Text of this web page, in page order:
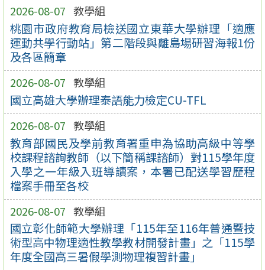
2026-08-07 教學組
桃園市政府教育局檢送國立東華大學辦理「適應
運動共學行動站」第二階段與離島場研習海報1份
及各區簡章
2026-08-07 教學組
國立高雄大學辦理泰語能力檢定CU-TFL
2026-08-07 教學組
教育部國民及學前教育署重申為協助高級中等學
校課程諮詢教師（以下簡稱課諮師）對115學年度
入學之一年級入班導讀案，本署已配送學習歷程
檔案手冊至各校
2026-08-07 教學組
國立彰化師範大學辦理「115年至116年普通暨技
術型高中物理適性教學教材開發計畫」之「115學
年度全國高三暑假學測物理複習計畫」